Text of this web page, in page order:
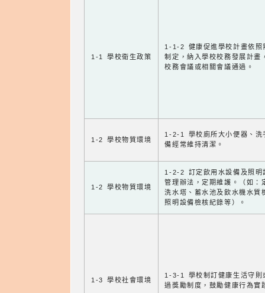
1-1 學校衛生政策
1-1-2 健康促進學校計畫依照
制定，納入學校校務發展計畫
校務會議或相關會議通過。
1-2 學校物質環境
1-2-1 學校廁所大小便器、洗
備經常維持清潔。
1-2 學校物質環境
1-2-2 訂定飲用水設備及照明
管理辦法，定期維護。（如：
洗水塔、蓄水池及飲水機水質
照明設備檢核紀錄等）。
1-3 學校社會環境
1-3-1 學校制訂健康生活守則
過獎勵制度，鼓勵健康行為實